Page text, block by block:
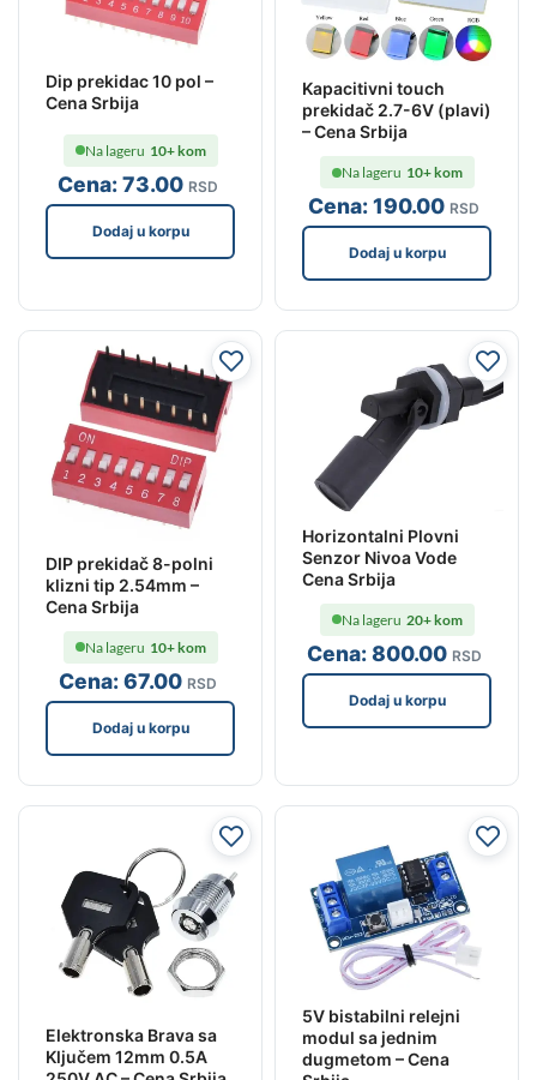
Dip prekidac 10 pol –
Cena Srbija
Cena:73.00 RSD
Na lageru 10+ kom
Dodaj u korpu
Kapacitivni touch
prekidač 2.7-6V (plavi)
– Cena Srbija
Cena:190.00 RSD
Na lageru 10+ kom
Dodaj u korpu
DIP prekidač 8-polni
klizni tip 2.54mm –
Cena Srbija
Cena:67.00 RSD
Na lageru 10+ kom
Dodaj u korpu
Horizontalni Plovni
Senzor Nivoa Vode
Cena Srbija
Cena:800.00 RSD
Na lageru 20+ kom
Dodaj u korpu
Elektronska Brava sa
Ključem 12mm 0.5A
5V bistabilni relejni
modul sa jednim
dugmetom – Cena